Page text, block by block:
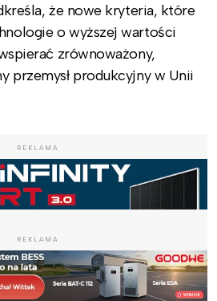
że nowe kryteria, które
o wyższej wartości
zrównoważony,
przemysł produkcyjny w Unii
REKLAMA
REKLAMA